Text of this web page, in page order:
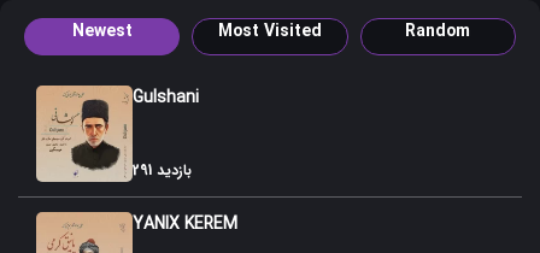
Newest Most Visited Random
Gulshani
291 بازدید
YANIX KEREM